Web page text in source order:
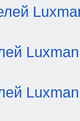
Luxman
Luxman